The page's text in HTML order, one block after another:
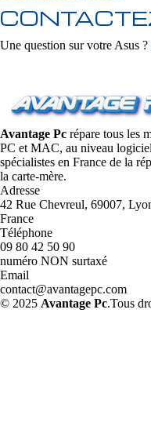
Une question sur votre Asus ?
Avantage Pc répare tous les
PC et MAC, au niveau
spécialistes en France de la
la carte-mère.
Adresse
42 Rue Chevreul, 69007,
France
Téléphone
09 80 42 50 90
numéro NON surtaxé
Email
contact@avantagepc.com
© 2025 Avantage Pc.Tous